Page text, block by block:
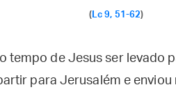
(Lc 9, 51-62)
tempo de Jesus ser levado
para Jerusalém e enviou